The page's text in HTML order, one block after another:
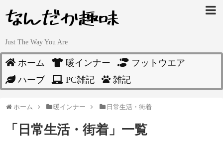
Just The Way You Are
ホーム 暖インナー
フットウエア
ハーブ
PC雑記 雑記
ホーム 暖インナー 日常生活・街着
「 日常生活・街着 」 一覧